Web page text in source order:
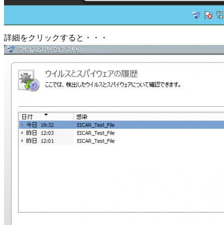
詳細をクリックすると・・・